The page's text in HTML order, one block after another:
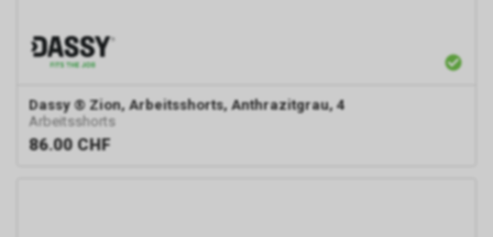
Dassy ® Zion, Arbeitsshorts, Anthrazitgrau, 4
Arbeitsshorts
86.00 CHF